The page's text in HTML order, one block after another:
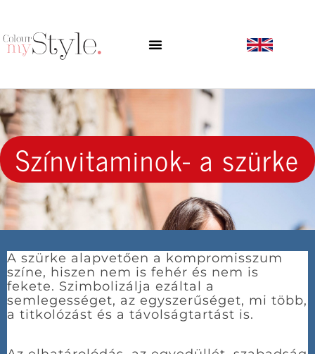
Színvitaminok- a szürke
A szürke alapvetően a kompromisszum
színe, hiszen nem is fehér és nem is
fekete. Szimbolizálja ezáltal a
semlegességet, az egyszerűséget, mi több,
a titkolózást és a távolságtartást is.